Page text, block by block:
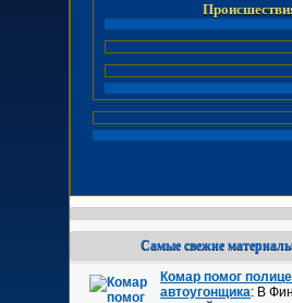
Самые свежие
Комар помог
автоугонщика: В